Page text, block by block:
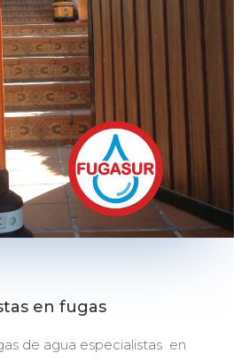
en fugas
de agua especialistas en